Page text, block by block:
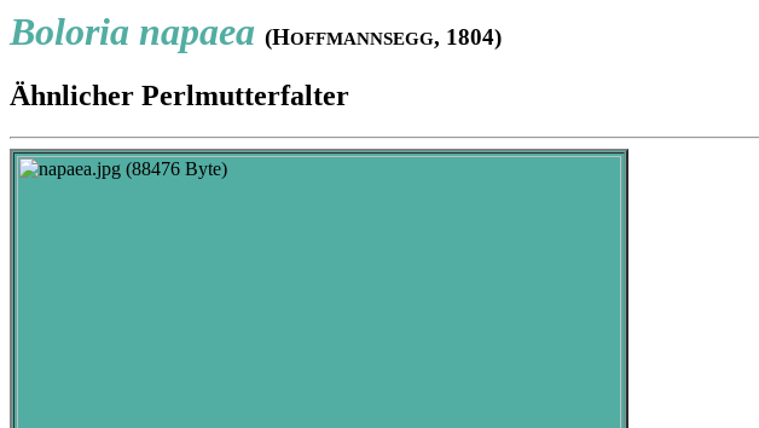
Boloria napaea (HOFFMANNSEGG, 1804)
Ähnlicher Perlmutterfalter